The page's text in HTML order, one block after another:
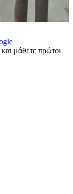
και μάθετε πρώτοι